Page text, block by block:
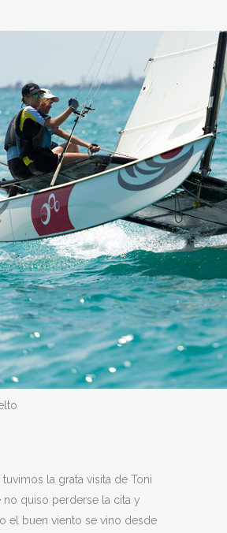
tuvimos la grata visita de Toni
no quiso perderse la cita y
el buen viento se vino desde